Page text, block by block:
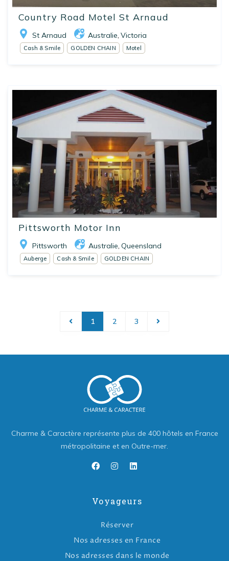
Country Road Motel St Arnaud
St Arnaud Australie, Victoria
Cash & Smile GOLDEN CHAIN Motel
Pittsworth Motor Inn
Pittsworth Australie, Queensland
Auberge Cash & Smile GOLDEN CHAIN
1 2 3
Charme & Caractère représente plus de 400 hôtels en France
métropolitaine et en Outre-mer.
Voyageurs
Réserver
Nos adresses en France
Nos adresses dans le monde